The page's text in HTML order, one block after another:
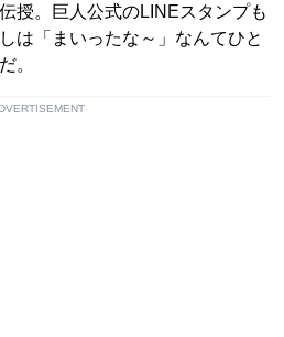
授。巨人公式のLINEスタンプも
は「まいったな～」なんてひと
。